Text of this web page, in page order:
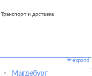
Транспорт и доставка
expand
Магдебург